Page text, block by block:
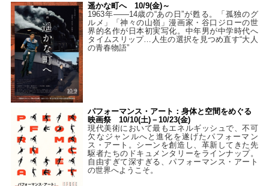
遥かな町へ 10/9(金)～
1963年――14歳の“あの日”が甦る。「孤独のグ
ルメ」「神々の山嶺」漫画家・谷口ジローの世
界的名作が日本初実写化。中年男が中学時代へ
タイムスリップ…人生の選択を見つめ直す“大人
の青春物語”
パフォーマンス・アート：身体と空間をめぐる
映画祭 10/10(土)－10/23(金)
現代美術において最もエネルギッシュで、不可
欠なジャンルへと進化を遂げたパフォーマン
ス・アート。シーンを創造し、革新してきた先
駆者たちのドキュメンタリーをラインナップ。
自由すぎて深すぎる、パフォーマンス・アート
の世界へようこそ。